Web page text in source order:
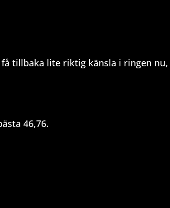
tillbaka lite riktig känsla i ringen nu,
46,76.